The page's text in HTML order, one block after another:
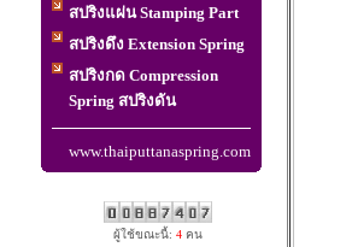
สปริงแผ่น Stamping Part
สปริงดึง Extension Spring
สปริงกด Compression
Spring สปริงดัน
www.thaiputtanaspring.com
ผู้ใช้ขณะนี้: 4คน